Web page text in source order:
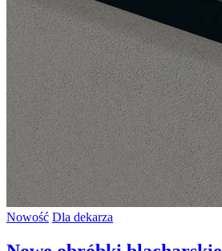
Nowość Dla dekarza